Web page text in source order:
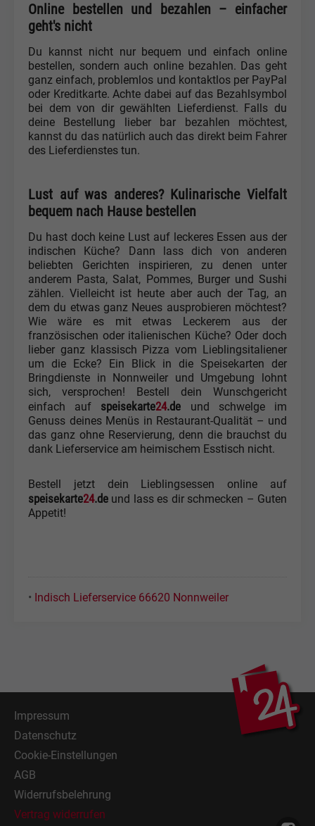
Online bestellen und bezahlen – einfacher
geht's nicht
Du kannst nicht nur bequem und einfach online
bestellen, sondern auch online bezahlen. Das geht
ganz einfach, problemlos und kontaktlos per PayPal
oder Kreditkarte. Achte dabei auf das Bezahlsymbol
bei dem von dir gewählten Lieferdienst. Falls du
deine Bestellung lieber bar bezahlen möchtest,
kannst du das natürlich auch das direkt beim Fahrer
des Lieferdienstes tun.
Lust auf was anderes? Kulinarische Vielfalt
bequem nach Hause bestellen
Du hast doch keine Lust auf leckeres Essen aus der
indischen Küche? Dann lass dich von anderen
beliebten Gerichten inspirieren, zu denen unter
anderem Pasta, Salat, Pommes, Burger und Sushi
zählen. Vielleicht ist heute aber auch der Tag, an
dem du etwas ganz Neues ausprobieren möchtest?
Wie wäre es mit etwas Leckerem aus der
französischen oder italienischen Küche? Oder doch
lieber ganz klassisch Pizza vom Lieblingsitaliener
um die Ecke? Ein Blick in die Speisekarten der
Bringdienste in Nonnweiler und Umgebung lohnt
sich, versprochen! Bestell dein Wunschgericht
einfach auf speisekarte24.de und schwelge im
Genuss deines Menüs in Restaurant-Qualität – und
das ganz ohne Reservierung, denn die brauchst du
dank Lieferservice am heimischem Esstisch nicht.
Bestell jetzt dein Lieblingsessen online auf
speisekarte24.de und lass es dir schmecken – Guten
Appetit!
• Indisch Lieferservice 66620 Nonnweiler
Impressum
Datenschutz
Cookie-Einstellungen
AGB
Widerrufsbelehrung
Vertrag widerrufen